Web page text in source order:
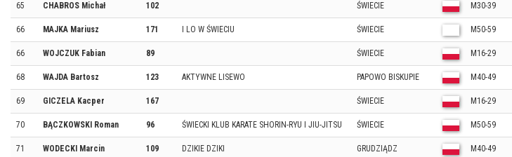
65 CHABROS Michał 102 ŚWIECIE M30-39
66 MAJKA Mariusz 171 I LO W ŚWIECIU ŚWIECIE M50-59
66 WOJCZUK Fabian 89 ŚWIECIE M16-29
68 WAJDA Bartosz 123 AKTYWNE LISEWO PAPOWO BISKUPIE M40-49
69 GICZELA Kacper 167 ŚWIECIE M16-29
70 BĄCZKOWSKI Roman 96 ŚWIECKI KLUB KARATE SHORIN-RYU I JIU-JITSU ŚWIECIE M50-59
71 WODECKI Marcin 109 DZIKIE DZIKI GRUDZIĄDZ M40-49